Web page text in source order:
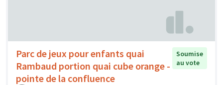
Parc de jeux pour enfants quai
Rambaud portion quai cube orange -
pointe de la confluence
Soumise
au vote